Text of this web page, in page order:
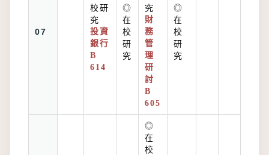
07
校研
究
投資
銀行
B
614
◎
在
校
研
究
究
財
務
管
理
研
討
B
605
◎
在
校
研
究
◎
在
校